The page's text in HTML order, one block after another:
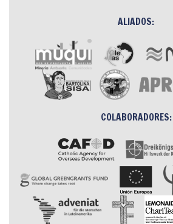
ALIADOS:
COLABORADORES: